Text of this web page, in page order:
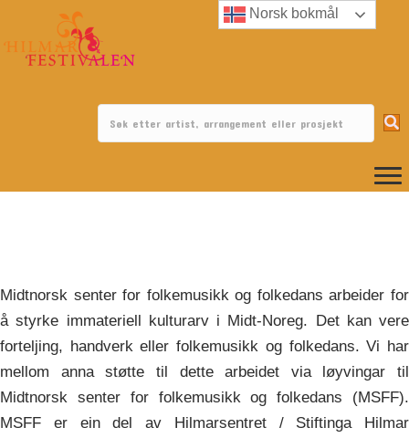
Midtnorsk senter for folkemusikk og folkedans arbeider for
å styrke immateriell kulturarv i Midt-Noreg. Det kan vere
forteljing, handverk eller folkemusikk og folkedans. Vi har
mellom anna støtte til dette arbeidet via løyvingar til
Midtnorsk senter for folkemusikk og folkedans (MSFF).
MSFF er ein del av Hilmarsentret / Stiftinga Hilmar
Norsk bokmål